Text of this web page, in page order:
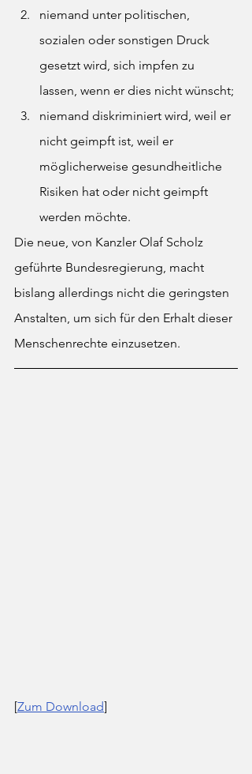
niemand unter politischen,
sozialen oder sonstigen Druck
gesetzt wird, sich impfen zu
lassen, wenn er dies nicht wünscht;
niemand diskriminiert wird, weil er
nicht geimpft ist, weil er
möglicherweise gesundheitliche
Risiken hat oder nicht geimpft
werden möchte.
Die neue, von Kanzler Olaf Scholz
geführte Bundesregierung, macht
bislang allerdings nicht die geringsten
Anstalten, um sich für den Erhalt dieser
Menschenrechte einzusetzen.
[Zum Download]